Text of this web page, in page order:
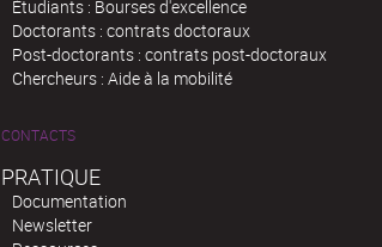
Étudiants : Bourses d'excellence
Doctorants : contrats doctoraux
Post-doctorants : contrats post-doctoraux
Chercheurs : Aide à la mobilité
CONTACTS
PRATIQUE
Documentation
Newsletter